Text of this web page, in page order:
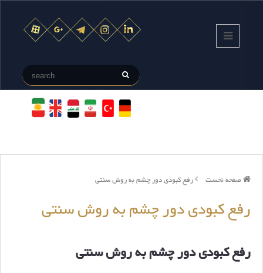
صفحه نخست رفع کبودی دور چشم به روش سنتی
رفع کبودی دور چشم به روش سنتی
رفع کبودی دور چشم به روش سنتی